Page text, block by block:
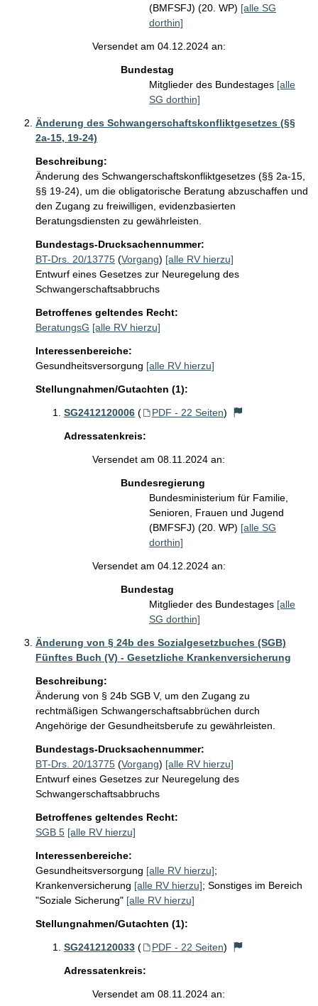
(BMFSFJ) (20. WP) [alle SG
dorthin]
Versendet am 04.12.2024 an:
Bundestag
Mitglieder des Bundestages [alle
SG dorthin]
Änderung des Schwangerschaftskonfliktgesetzes (§§
2a-15, 19-24)
Beschreibung:
Änderung des Schwangerschaftskonfliktgesetzes (§§ 2a-15,
§§ 19-24), um die obligatorische Beratung abzuschaffen und
den Zugang zu freiwilligen, evidenzbasierten
Beratungsdiensten zu gewährleisten.
Bundestags-Drucksachennummer:
BT-Drs. 20/13775 (Vorgang) [alle RV hierzu]
Entwurf eines Gesetzes zur Neuregelung des
Schwangerschaftsabbruchs
Betroffenes geltendes Recht:
BeratungsG [alle RV hierzu]
Interessenbereiche:
Gesundheitsversorgung [alle RV hierzu]
Stellungnahmen/Gutachten (1):
SG2412120006 ( PDF - 22 Seiten)
Adressatenkreis:
Versendet am 08.11.2024 an:
Bundesregierung
Bundesministerium für Familie,
Senioren, Frauen und Jugend
(BMFSFJ) (20. WP) [alle SG
dorthin]
Versendet am 04.12.2024 an:
Bundestag
Mitglieder des Bundestages [alle
SG dorthin]
Änderung von § 24b des Sozialgesetzbuches (SGB)
Fünftes Buch (V) - Gesetzliche Krankenversicherung
Beschreibung:
Änderung von § 24b SGB V, um den Zugang zu
rechtmäßigen Schwangerschaftsabbrüchen durch
Angehörige der Gesundheitsberufe zu gewährleisten.
Bundestags-Drucksachennummer:
BT-Drs. 20/13775 (Vorgang) [alle RV hierzu]
Entwurf eines Gesetzes zur Neuregelung des
Schwangerschaftsabbruchs
Betroffenes geltendes Recht:
SGB 5 [alle RV hierzu]
Interessenbereiche:
Gesundheitsversorgung [alle RV hierzu];
Krankenversicherung [alle RV hierzu]; Sonstiges im Bereich
"Soziale Sicherung" [alle RV hierzu]
Stellungnahmen/Gutachten (1):
SG2412120033 ( PDF - 22 Seiten)
Adressatenkreis:
Versendet am 08.11.2024 an: